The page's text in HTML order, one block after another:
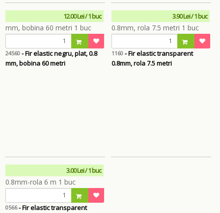
12.00 Lei / 1 buc
24560 - Fir elastic negru, plat, 0.8
mm, bobina 60 metri
3.90 Lei / 1 buc
1160- Fir elastic transparent
0.8mm, rola 7.5 metri
3.00 Lei / 1 buc
0566- Fir elastic transparent